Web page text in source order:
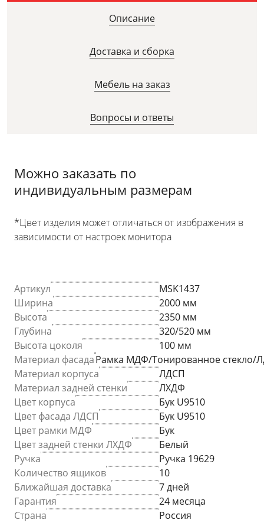
Описание
Доставка и сборка
Мебель на заказ
Вопросы и ответы
Можно заказать по
индивидуальным размерам
*Цвет изделия может отличаться от изображения в
зависимости от настроек монитора
Артикул
MSK1437
Ширина
2000 мм
Высота
2350 мм
Глубина
320/520 мм
Высота цоколя
100 мм
Материал фасадаРамка МДФ/Тонированное стекло/
Материал корпуса
ЛДСП
Материал задней стенки
ЛХДФ
Цвет корпуса
Бук U9510
Цвет фасада ЛДСП
Бук U9510
Цвет рамки МДФ
Бук
Цвет задней стенки ЛХДФ
Белый
Ручка
Ручка 19629
Количество ящиков
10
Ближайшая доставка
7 дней
Гарантия
24 месяца
Страна
Россия